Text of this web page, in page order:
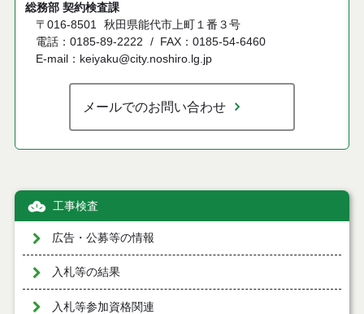
総務部 契約検査課
〒016-8501
秋田県能代市上町１番３号
電話：0185-89-2222
FAX：0185-54-6460
E-mail：keiyaku@city.noshiro.lg.jp
メールでのお問い合わせ
工事検査
広告・公募等の情報
入札等の結果
入札等参加資格関連